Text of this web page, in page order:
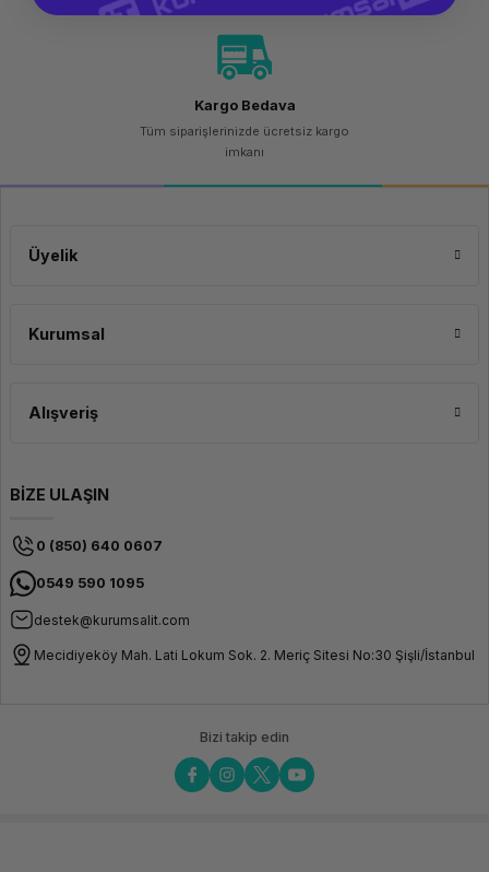
Kargo Bedava
Tüm siparişlerinizde ücretsiz kargo
imkanı
Üyelik
Kurumsal
Alışveriş
BİZE ULAŞIN
0 (850) 640 0607
0549 590 1095
destek@kurumsalit.com
Mecidiyeköy Mah. Lati Lokum Sok. 2. Meriç Sitesi No:30 Şişli/İstanbul
Bizi takip edin